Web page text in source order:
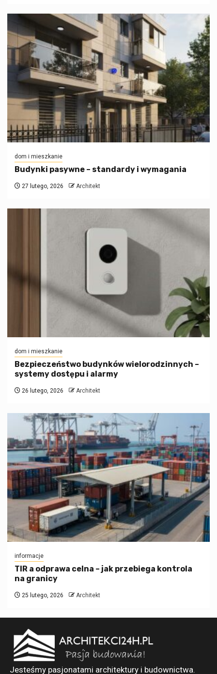
dom i mieszkanie
Budynki pasywne – standardy i wymagania
27 lutego, 2026 Architekt
dom i mieszkanie
Bezpieczeństwo budynków wielorodzinnych –
systemy dostępu i alarmy
26 lutego, 2026 Architekt
informacje
TIR a odprawa celna – jak przebiega kontrola
na granicy
25 lutego, 2026 Architekt
Jesteśmy pasjonatami architektury i budownictwa.